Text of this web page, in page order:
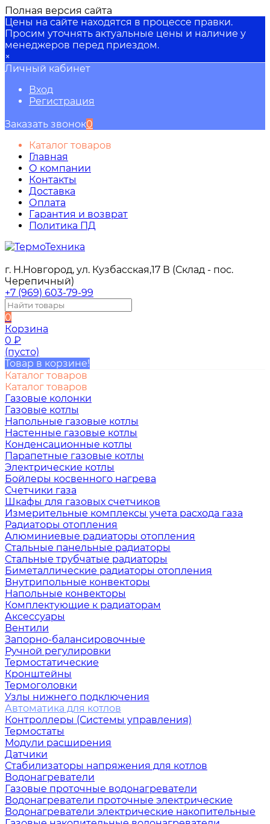
Полная версия сайта
Цены на сайте находятся в процессе правки.
Просим уточнять актуальные цены и наличие у
менеджеров перед приездом.
×
Личный кабинет
Вход
Регистрация
Заказать звонок0
Каталог товаров
Главная
О компании
Контакты
Доставка
Оплата
Гарантия и возврат
Политика ПД
г. Н.Новгород, ул. Кузбасская,17 В (Склад - пос.
Черепичный)
+7 (969) 603-79-99
0
Корзина
0 ₽
(пусто)
Товар в корзине!
Каталог товаров
Каталог товаров
Газовые колонки
Газовые котлы
Напольные газовые котлы
Настенные газовые котлы
Конденсационные котлы
Парапетные газовые котлы
Электрические котлы
Бойлеры косвенного нагрева
Счетчики газа
Шкафы для газовых счетчиков
Измерительные комплексы учета расхода газа
Радиаторы отопления
Алюминиевые радиаторы отопления
Стальные панельные радиаторы
Стальные трубчатые радиаторы
Биметаллические радиаторы отопления
Внутрипольные конвекторы
Напольные конвекторы
Комплектующие к радиаторам
Аксессуары
Вентили
Запорно-балансировочные
Ручной регулировки
Термостатические
Кронштейны
Термоголовки
Узлы нижнего подключения
Автоматика для котлов
Контроллеры (Системы управления)
Термостаты
Модули расширения
Датчики
Стабилизаторы напряжения для котлов
Водонагреватели
Газовые проточные водонагреватели
Водонагреватели проточные электрические
Водонагреватели электрические накопительные